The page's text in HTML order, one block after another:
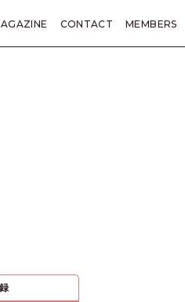
CONTACT MEMBERS